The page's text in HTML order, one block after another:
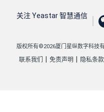
关注 Yeastar 智慧通信
版权所有©2026厦门星纵数字科技
联系我们 免责声明 隐私条款